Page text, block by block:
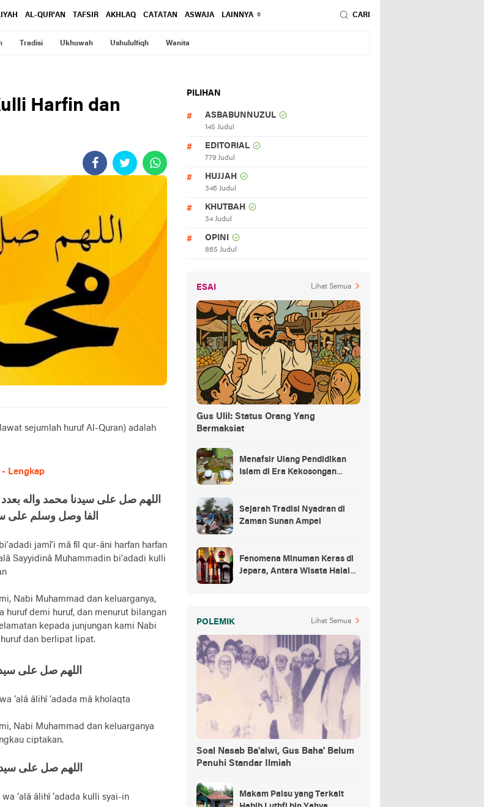
AL-QUR'AN TAFSIR AKHLAQ CATATAN ASWAJA LAINNYA CARI
Tradisi Ukhuwah Ushululfiqh Wanita
Harfin dan
sejumlah huruf Al-Quran) adalah
- Lengkap
اللهم صل علی سيدنا محمد واله
الفا وصل وسلم علی
jamî’i mâ fîl qur-âni harfan harfan
Sayyidinâ Muhammadin bi’adadi kulli
Nabi Muhammad dan keluarganya,
huruf demi huruf, dan menurut bilangan
kepada junjungan kami Nabi
dan berlipat lipat.
اللهم صل علی
‘alâ âlihî ‘adada mâ kholaqta
Nabi Muhammad dan keluarganya
ciptakan.
اللهم صل على
‘alâ âlihî ‘adada kulli syai-in
PILIHAN
ASBABUNNUZUL
145 Judul
EDITORIAL
779 Judul
HUJJAH
346 Judul
KHUTBAH
34 Judul
OPINI
865 Judul
ESAI Lihat Semua
Gus Ulil: Status Orang Yang
Bermaksiat
Menafsir Ulang Pendidikan
Islam di Era Kekosongan
Sejarah Tradisi Nyadran di
Zaman Sunan Ampel
Fenomena Minuman Keras di
Jepara, Antara Wisata Halal
POLEMIK Lihat Semua
Soal Nasab Ba'alwi, Gus Baha' Belum
Penuhi Standar Ilmiah
Makam Palsu yang Terkait